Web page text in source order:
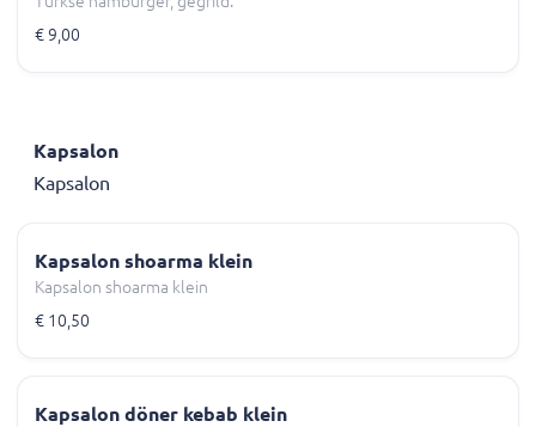
€ 9,00
Kapsalon
Kapsalon
Kapsalon shoarma klein
Kapsalon shoarma klein
€ 10,50
Kapsalon döner kebab klein